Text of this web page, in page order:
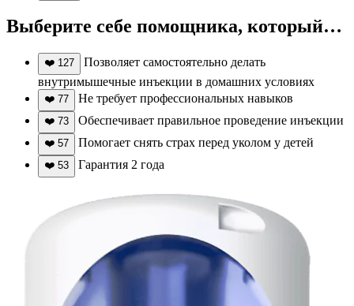
Выберите себе помощника, который…
❤️ 127
Позволяет самостоятельно делать
внутримышечные инъекции в домашних условиях
❤️ 77 Не требует профессиональных навыков
❤️ 73 Обеспечивает правильное проведение инъекции
❤️ 57 Помогает снять страх перед уколом у детей
❤️ 53 Гарантия 2 года